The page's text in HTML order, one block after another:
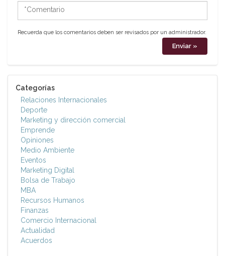
*Comentario
Recuerda que los comentarios deben ser revisados por un administrador.
Categorías
Relaciones Internacionales
Deporte
Marketing y dirección comercial
Emprende
Opiniones
Medio Ambiente
Eventos
Marketing Digital
Bolsa de Trabajo
MBA
Recursos Humanos
Finanzas
Comercio Internacional
Actualidad
Acuerdos